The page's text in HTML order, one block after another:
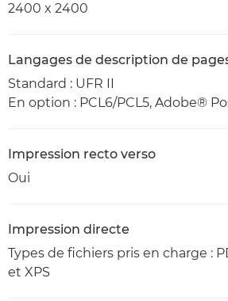
2400 x 2400
Langages de description de
Standard : UFR II
En option : PCL6/PCL5, Adobe®
Impression recto verso
Oui
Impression directe
Types de fichiers pris en charge :
et XPS